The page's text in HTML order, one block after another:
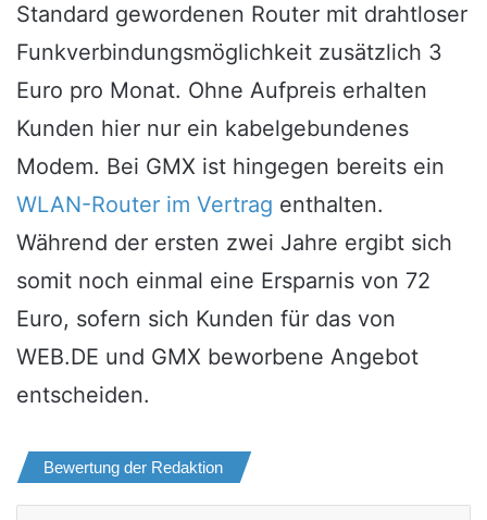
Standard gewordenen Router mit drahtloser
Funkverbindungsmöglichkeit zusätzlich 3
Euro pro Monat. Ohne Aufpreis erhalten
Kunden hier nur ein kabelgebundenes
Modem. Bei GMX ist hingegen bereits ein
WLAN-Router im Vertrag enthalten.
Während der ersten zwei Jahre ergibt sich
somit noch einmal eine Ersparnis von 72
Euro, sofern sich Kunden für das von
WEB.DE und GMX beworbene Angebot
entscheiden.
Bewertung der Redaktion